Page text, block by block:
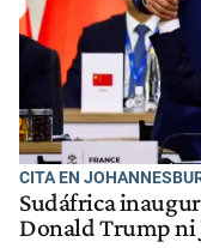
CITA EN
Sudáfrica
Donald Trump ni